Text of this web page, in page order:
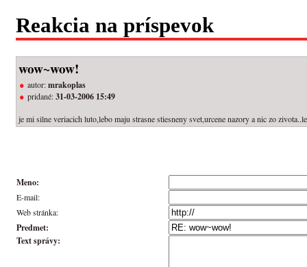
Reakcia na príspevok
wow~wow!
autor:mrakoplas
pridané:31-03-2006 15:49
je mi silne veriacich luto,lebo maju strasne stiesneny svet,urcene nazory a nic zo
Meno:
E-mail:
Web stránka:
Predmet:
Text správy: